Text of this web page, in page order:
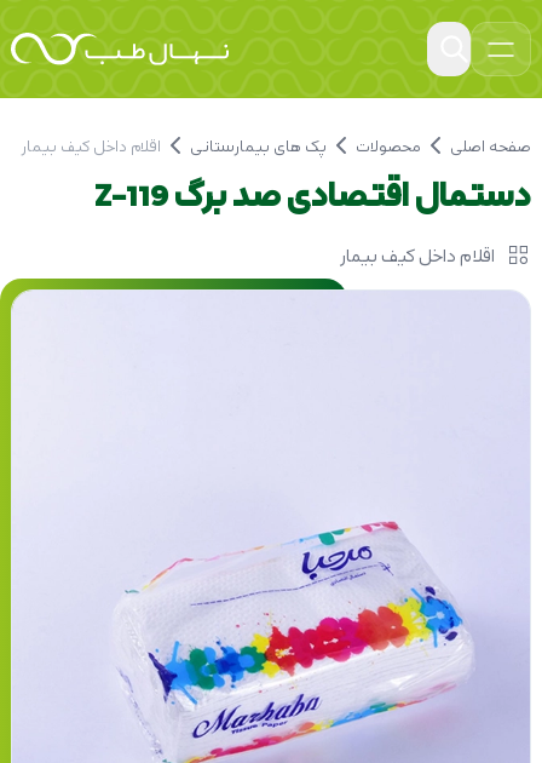
صفحه اصلی محصولات پک های بیمارستانی اقلام داخل کیف بیمار
دستمال اقتصادی صد برگ Z-119
اقلام داخل کیف بیمار